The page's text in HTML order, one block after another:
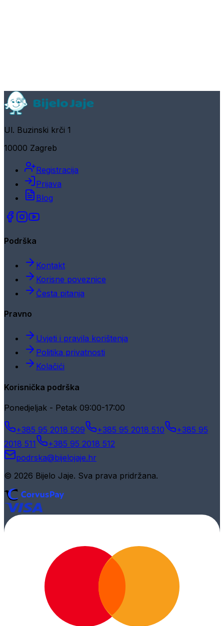
Ul. Buzinski krči 1
10000 Zagreb
Registracija
Prijava
Blog
Podrška
Kontakt
Korisne poveznice
Česta pitanja
Pravno
Uvjeti i pravila korištenja
Politika privatnosti
Kolačići
Korisnička podrška
Ponedjeljak - Petak 09:00-17:00
+385 95 2018 509 +385 95 2018 510
+385 95
2018 511
+385 95 2018 512
podrska@bijelojaje.hr
© 2026 Bijelo Jaje. Sva prava pridržana.